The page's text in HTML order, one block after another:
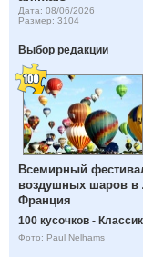
Дата: 08/06/2026
Размер: 3104
Выбор редакции
Всемирный
воздушных шаров в
Франция
100 кусочков -
Фото: Paul Nelhams